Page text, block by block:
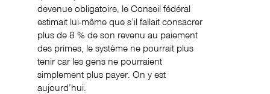
devenue obligatoire, le Conseil fédéral
estimait lui-même que s’il fallait consacrer
plus de 8 % de son revenu au paiement
des primes, le système ne pourrait plus
tenir car les gens ne pourraient
simplement plus payer. On y est
aujourd’hui.